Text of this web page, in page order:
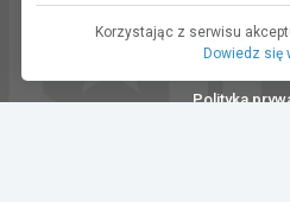
Korzystając z serwisu
Dowiedz się
Polityka